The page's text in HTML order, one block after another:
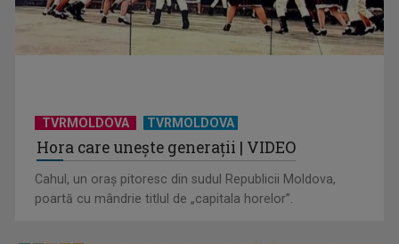
TVRMOLDOVA TVRMOLDOVA
Hora care unește generații | VIDEO
Cahul, un oraș pitoresc din sudul Republicii Moldova,
poartă cu mândrie titlul de „capitala horelor”.